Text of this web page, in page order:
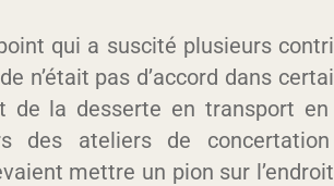
qui a suscité plusieurs
n’était pas d’accord dans
de la desserte en transport
des ateliers de
mettre un pion sur